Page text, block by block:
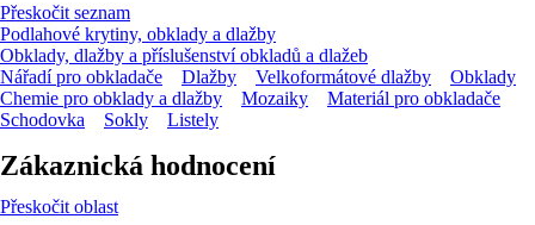
Přeskočit seznam
Podlahové krytiny, obklady a dlažby
Obklady, dlažby a příslušenství obkladů a dlažeb
Nářadí pro obkladače
Dlažby Velkoformátové dlažby
Obklady
Chemie pro obklady a dlažby
Mozaiky
Materiál pro obkladače
Schodovka
Sokly Listely
Zákaznická hodnocení
Přeskočit oblast